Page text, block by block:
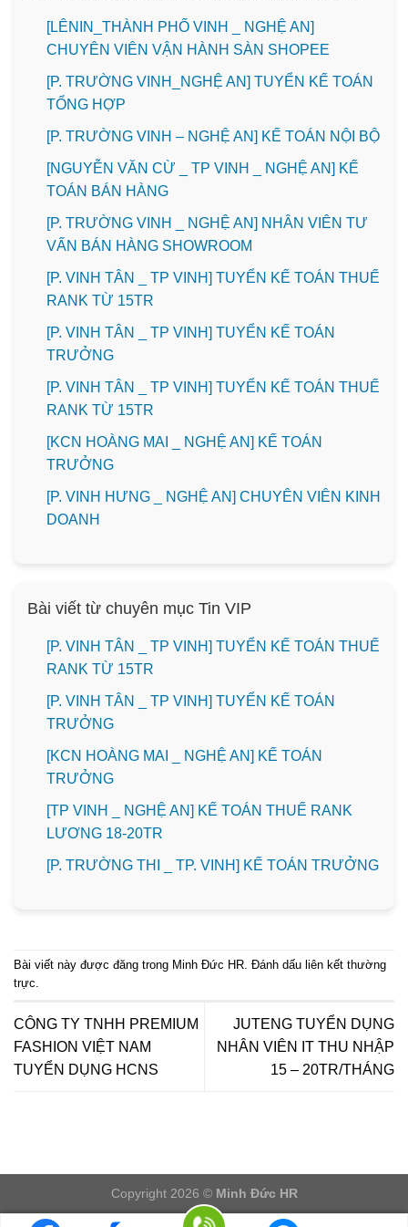
️[LÊNIN_THÀNH PHỐ VINH _ NGHỆ AN]
CHUYÊN VIÊN VẬN HÀNH SÀN SHOPEE
[P. TRƯỜNG VINH_NGHỆ AN] TUYỂN KẾ TOÁN
TỔNG HỢP
[P. TRƯỜNG VINH – NGHỆ AN] KẾ TOÁN NỘI BỘ
[NGUYỄN VĂN CỪ _ TP VINH _ NGHỆ AN] KẾ
TOÁN BÁN HÀNG
[P. TRƯỜNG VINH _ NGHỆ AN] NHÂN VIÊN TƯ
VẤN BÁN HÀNG SHOWROOM
[P. VINH TÂN _ TP VINH] TUYỂN KẾ TOÁN THUẾ
RANK TỪ 15TR
[P. VINH TÂN _ TP VINH] TUYỂN KẾ TOÁN
TRƯỞNG
[P. VINH TÂN _ TP VINH] TUYỂN KẾ TOÁN THUẾ
RANK TỪ 15TR
️[KCN HOÀNG MAI _ NGHỆ AN] KẾ TOÁN
TRƯỞNG
️[P. VINH HƯNG _ NGHỆ AN] CHUYÊN VIÊN KINH
DOANH
Bài viết từ chuyên mục Tin VIP
[P. VINH TÂN _ TP VINH] TUYỂN KẾ TOÁN THUẾ
RANK TỪ 15TR
[P. VINH TÂN _ TP VINH] TUYỂN KẾ TOÁN
TRƯỞNG
️[KCN HOÀNG MAI _ NGHỆ AN] KẾ TOÁN
TRƯỞNG
[TP VINH _ NGHỆ AN] KẾ TOÁN THUẾ RANK
LƯƠNG 18-20TR
️[P. TRƯỜNG THI _ TP. VINH] KẾ TOÁN TRƯỞNG
Bài viết này được đăng trong Minh Đức HR. Đánh dấu liên kết thường
trực.
CÔNG TY TNHH PREMIUM
FASHION VIỆT NAM
TUYỂN DỤNG HCNS
JUTENG TUYỂN DỤNG
NHÂN VIÊN IT THU NHẬP
15 – 20TR/THÁNG
Copyright 2026 © Minh Đức HR